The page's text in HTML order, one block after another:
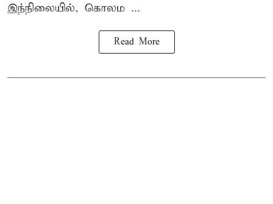
இந்நிலையில், கொலம ...
Read More